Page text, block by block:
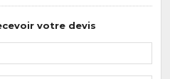
votre devis